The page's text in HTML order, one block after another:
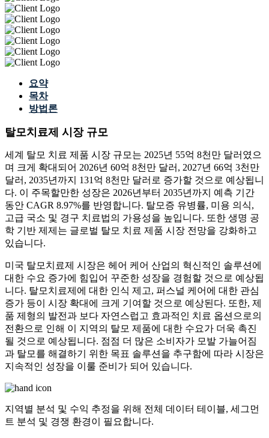
요약
목차
방법론
탈모치료제 시장 규모
세계 탈모 치료 제품 시장 규모는 2025년 55억 8천만 달러였으
며 크게 확대되어 2026년 60억 8천만 달러, 2027년 66억 3천만
달러, 2035년까지 131억 8천만 달러로 증가할 것으로 예상됩니
다. 이 주목할만한 성장은 2026년부터 2035년까지 예측 기간
동안 CAGR 8.97%를 반영합니다. 탈모증 유병률, 미용 의식,
고급 국소 및 경구 치료법의 가용성을 높입니다. 또한 생명 공
학 기반 제제는 글로벌 탈모 치료 제품 시장 전망을 강화하고
있습니다.
미국 탈모치료제 시장은 헤어 케어 산업의 혁신적인 솔루션에
대한 수요 증가에 힘입어 꾸준한 성장을 경험할 것으로 예상됩
니다. 탈모치료제에 대한 인식 제고, 퍼스널 케어에 대한 관심
증가 등이 시장 확대에 크게 기여할 것으로 예상된다. 또한, 제
품 제형의 발전과 보다 자연스럽고 효과적인 치료 옵션으로의
전환으로 인해 이 지역의 탈모 제품에 대한 수요가 더욱 촉진
될 것으로 예상됩니다. 점점 더 많은 소비자가 모발 가늘어짐
과 탈모를 해결하기 위한 목표 솔루션을 추구함에 따라 시장은
지속적인 성장을 이룰 준비가 되어 있습니다.
지역별 분석 및 수익 추정을 위해 전체 데이터 테이블, 세그먼
트 분석 및 경쟁 환경이 필요합니다.